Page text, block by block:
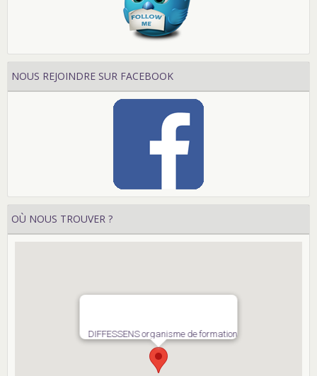
NOUS REJOINDRE SUR FACEBOOK
OÙ NOUS TROUVER ?
DIFFESSENS organisme de formation